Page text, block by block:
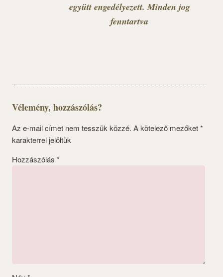
együtt engedélyezett. Minden jog
fenntartva
Vélemény, hozzászólás?
Az e-mail címet nem tesszük közzé. A kötelező mezőket*
karakterrel jelöltük
Hozzászólás *